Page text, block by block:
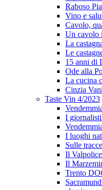
Raboso
Vino e
Cavolo,
Un cavolo
La
Le
15 anni di
Ode alla
La cucina
Cinzia
Taste Vin 4/2023
I
I luoghi
Sulle
Il
Il
Trento